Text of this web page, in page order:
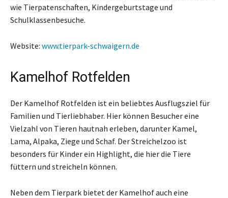
wie Tierpatenschaften, Kindergeburtstage und
Schulklassenbesuche.
Website: www.tierpark-schwaigern.de
Kamelhof Rotfelden
Der Kamelhof Rotfelden ist ein beliebtes Ausflugsziel für
Familien und Tierliebhaber. Hier können Besucher eine
Vielzahl von Tieren hautnah erleben, darunter Kamel,
Lama, Alpaka, Ziege und Schaf. Der Streichelzoo ist
besonders für Kinder ein Highlight, die hier die Tiere
füttern und streicheln können.
Neben dem Tierpark bietet der Kamelhof auch eine